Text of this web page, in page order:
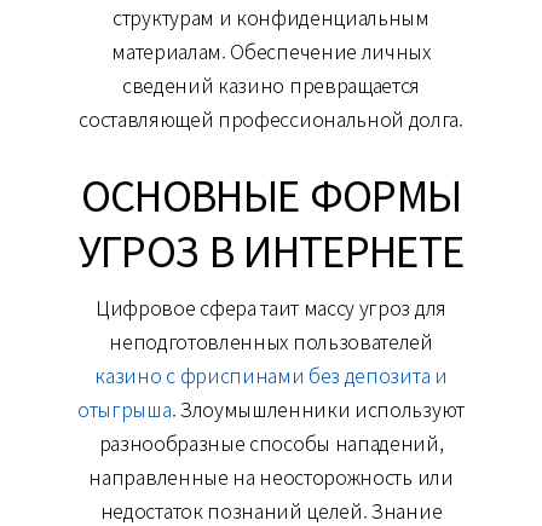
структурам и конфиденциальным
материалам. Обеспечение личных
сведений казино превращается
составляющей профессиональной долга.
ОСНОВНЫЕ ФОРМЫ
УГРОЗ В ИНТЕРНЕТЕ
Цифровое сфера таит массу угроз для
неподготовленных пользователей
казино с фриспинами без депозита и
отыгрыша. Злоумышленники используют
разнообразные способы нападений,
направленные на неосторожность или
недостаток познаний целей. Знание